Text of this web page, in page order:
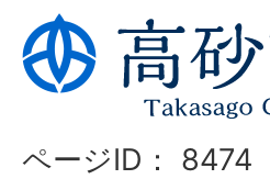
ページID： 8474